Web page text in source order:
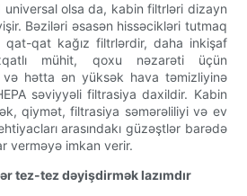
olsa da, kabin filtrləri dizayn
Bəziləri əsasən hissəcikləri tutmaq
qat-qat kağız filtrlərdir, daha inkişaf
mühit, qoxu nəzarəti üçün
və hətta ən yüksək hava təmizliyinə
səviyyəli filtrasiya daxildir. Kabin
qiymət, filtrasiya səmərəliliyi və ev
arasındakı güzəştlər barədə
verməyə imkan verir.
tez-tez dəyişdirmək lazımdır